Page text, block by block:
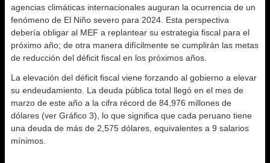
agencias climáticas internacionales auguran la ocurrencia de un
fenómeno de El Niño severo para 2024. Esta perspectiva
debería obligar al MEF a replantear su estrategia fiscal para el
próximo año; de otra manera difícilmente se cumplirán las metas
de reducción del déficit fiscal en los próximos años.
La elevación del déficit fiscal viene forzando al gobierno a elevar
su endeudamiento. La deuda pública total llegó en el mes de
marzo de este año a la cifra récord de 84,976 millones de
dólares (ver Gráfico 3), lo que significa que cada peruano tiene
una deuda de más de 2,575 dólares, equivalentes a 9 salarios
mínimos.